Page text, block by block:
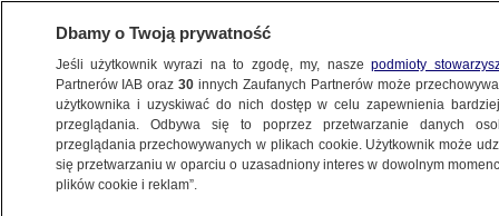
13. DZIEŃ ROSYJSKIEJ INWAZJI. RELACJA
Dbamy o Twoją prywatność
Jeśli użytkownik wyrazi na to zgodę, my, naszepodmioty
Partnerów IAB oraz30 innych Zaufanych Partnerów może
użytkownika i uzyskiwać do nich dostęp w celu zapewnienia
przeglądania. Odbywa się to poprzez przetwarzanie danych
przeglądania przechowywanych w plikach cookie. Użytkownik może
się przetwarzaniu w oparciu o uzasadniony interes w dowolnym
plików cookie i reklam”.